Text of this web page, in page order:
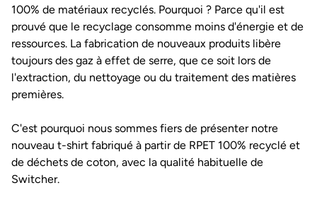
100% de matériaux recyclés. Pourquoi ? Parce qu'il est
prouvé que le recyclage consomme moins d'énergie et de
ressources. La fabrication de nouveaux produits libère
toujours des gaz à effet de serre, que ce soit lors de
l'extraction, du nettoyage ou du traitement des matières
premières.
C'est pourquoi nous sommes fiers de présenter notre
nouveau t-shirt fabriqué à partir de RPET 100% recyclé et
de déchets de coton, avec la qualité habituelle de
Switcher.